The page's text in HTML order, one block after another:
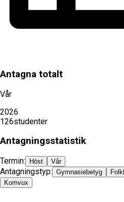
Antagna totalt
Vår
2026
126studenter
Antagningsstatistik
Termin: Höst Vår
Antagningstyp: Gymnasiebetyg
Komvux